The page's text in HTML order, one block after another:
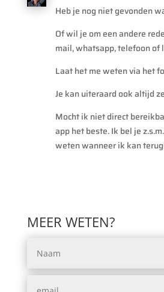
Heb je nog niet gevonden
Of wil je om een andere
mail, whatsapp, telefoon of
Laat het me weten via het
Je kan uiteraard ook altijd
Mocht ik niet direct
app het beste. Ik bel je
weten wanneer ik kan
MEER WETEN?